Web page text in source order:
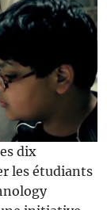
dix
les étudiants